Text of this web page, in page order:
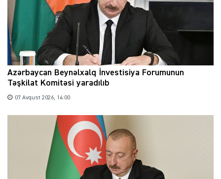
Azərbaycan Beynəlxalq İnvestisiya Forumunun
Təşkilat Komitəsi yaradılıb
07 Avqust 2026, 14:00